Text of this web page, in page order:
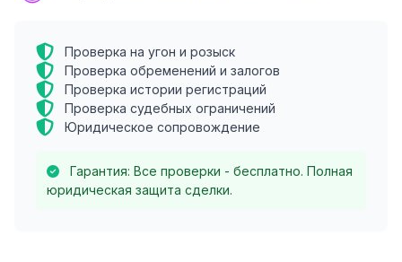
Проверка на угон и розыск
Проверка обременений и залогов
Проверка истории регистраций
Проверка судебных ограничений
Юридическое сопровождение
Гарантия: Все проверки - бесплатно. Полная
юридическая защита сделки.